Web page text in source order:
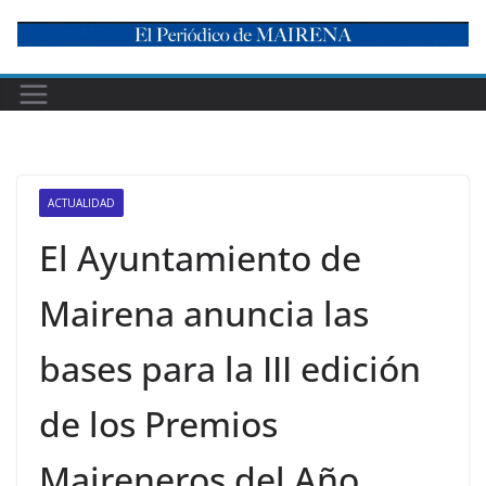
content
ACTUALIDAD
El Ayuntamiento de
Mairena anuncia las
bases para la III edición
de los Premios